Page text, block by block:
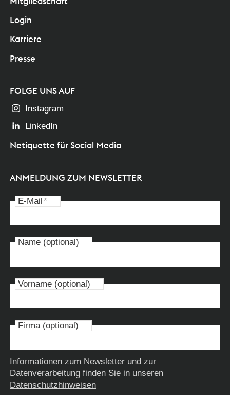
Login
Karriere
Presse
FOLGE UNS AUF
Instagram
LinkedIn
Netiquette für Social Media
ANMELDUNG ZUM NEWSLETTER
E-Mail*
Name (optional)
Vorname (optional)
Firma (optional)
Informationen zum Newsletter und zur
Datenverarbeitung finden Sie in unseren
Datenschutzhinweisen